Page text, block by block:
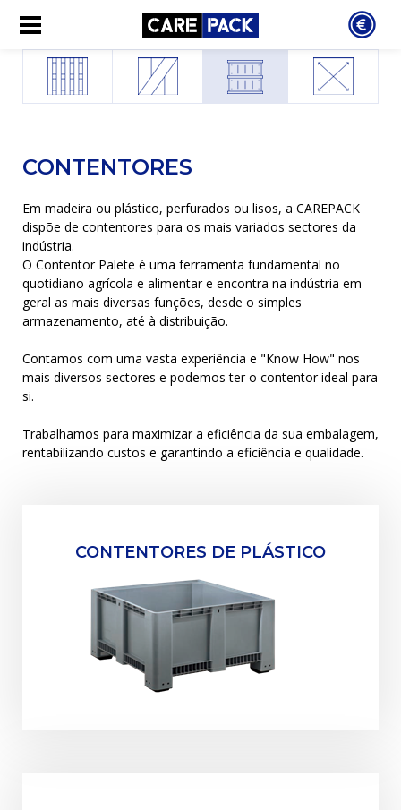
CONTENTORES
Em madeira ou plástico, perfurados ou lisos, a CAREPACK
dispõe de contentores para os mais variados sectores da
indústria.
O Contentor Palete é uma ferramenta fundamental no
quotidiano agrícola e alimentar e encontra na indústria em
geral as mais diversas funções, desde o simples
armazenamento, até à distribuição.
Contamos com uma vasta experiência e "Know How" nos
mais diversos sectores e podemos ter o contentor ideal para
si.
Trabalhamos para maximizar a eficiência da sua embalagem,
rentabilizando custos e garantindo a eficiência e qualidade.
CONTENTORES DE PLÁSTICO